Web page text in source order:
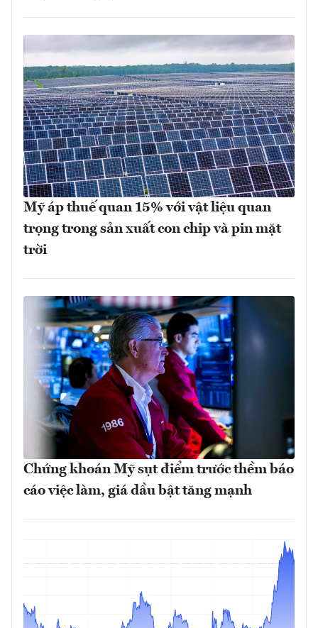
Mỹ áp thuế quan 15% với vật liệu quan
trọng trong sản xuất con chip và pin mặt
trời
Chứng khoán Mỹ sụt điểm trước thềm báo
cáo việc làm, giá dầu bật tăng mạnh